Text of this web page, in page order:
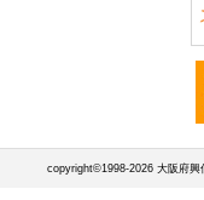
copyright©1998-2026 大阪府